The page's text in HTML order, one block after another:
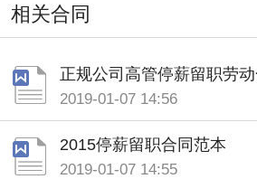
相关合同
正规公司高管停薪留职劳
2019-01-07 14:56
2015停薪留职合同范本
2019-01-07 14:55